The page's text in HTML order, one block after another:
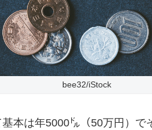
bee32/iStock
本は年5000㌦（50万円）で